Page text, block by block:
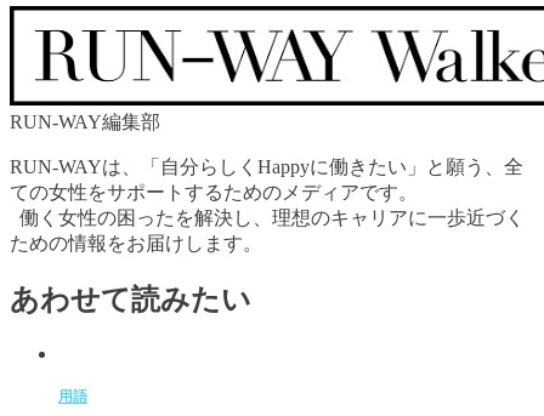
RUN-WAY編集部
RUN-WAYは、「自分らしくHappyに働きたい」と願う、全
ての女性をサポートするためのメディアです。
働く女性の困ったを解決し、理想のキャリアに一歩近づく
ための情報をお届けします。
あわせて読みたい
用語